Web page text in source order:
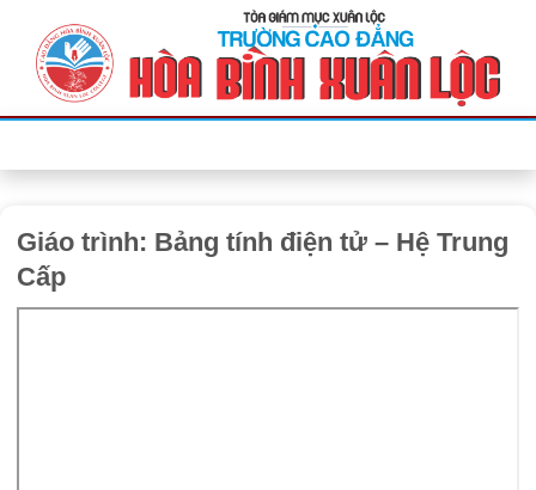
Giáo trình: Bảng tính điện tử – Hệ Trung
Cấp